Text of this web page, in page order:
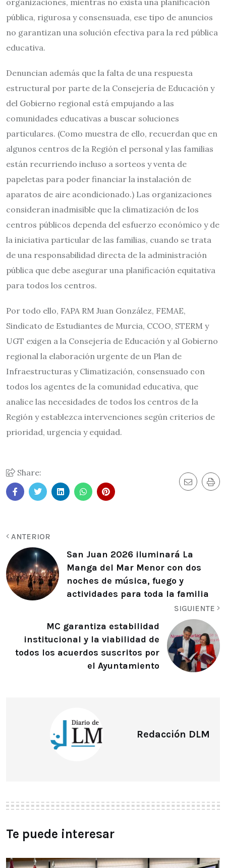
organizaciones, mientras no exista una planificación
pública, rigurosa y consensuada, ese tipo de anuncios
no garantizan una solución efectiva para la red pública
educativa.
Denuncian además que la falta de una respuesta
estructural por parte de la Consejería de Educación y
del Gobierno regional está empujando a las
comunidades educativas a buscar soluciones
particulares. (Como muestra de ello, recuerdan que en
algunos centros de la Región el personal y las familias
están recurriendo incluso a sorteos y venta de
papeletas para poder financiar la instalación de
aparatos de aire acondicionado.) Las organizaciones
consideran inadmisible que la climatización de los
centros públicos dependa del esfuerzo económico y de
la iniciativa particular de las familias, cuando se trata
de una responsabilidad directa de la administración
pública que debe asegurar una planificación equitativa
para todos los centros.
Por todo ello, FAPA RM Juan González, FEMAE,
Sindicato de Estudiantes de Murcia, CCOO, STERM y
UGT exigen a la Consejería de Educación y al Gobierno
regional la elaboración urgente de un Plan de
Infraestructuras y Climatización, consensuado con
todos los agentes de la comunidad educativa, que
analice las necesidades de todos los centros de la
Región y establezca intervenciones según criterios de
prioridad, urgencia y equidad.
Share:
ANTERIOR
San Juan 2026 iluminará La
Manga del Mar Menor con dos
noches de música, fuego y
actividades para toda la familia
SIGUIENTE
MC garantiza estabilidad
institucional y la viabilidad de
todos los acuerdos suscritos por
el Ayuntamiento
Redacción DLM
Te puede interesar